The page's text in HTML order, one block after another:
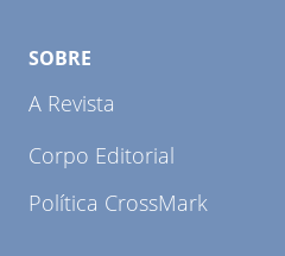
SOBRE
A Revista
Corpo Editorial
Política CrossMark